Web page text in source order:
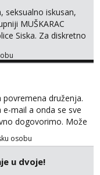
seksualno iskusan,
MUŠKARAC
Siska. Za diskretno
MLAĐU ŽENU bez
za SEKS
upotpunjen SEKS
i umjetnih dilda do
druženja.
mail a onda se sve
dogovorimo. Može
oko Zagreba
osobu
u dvoje!